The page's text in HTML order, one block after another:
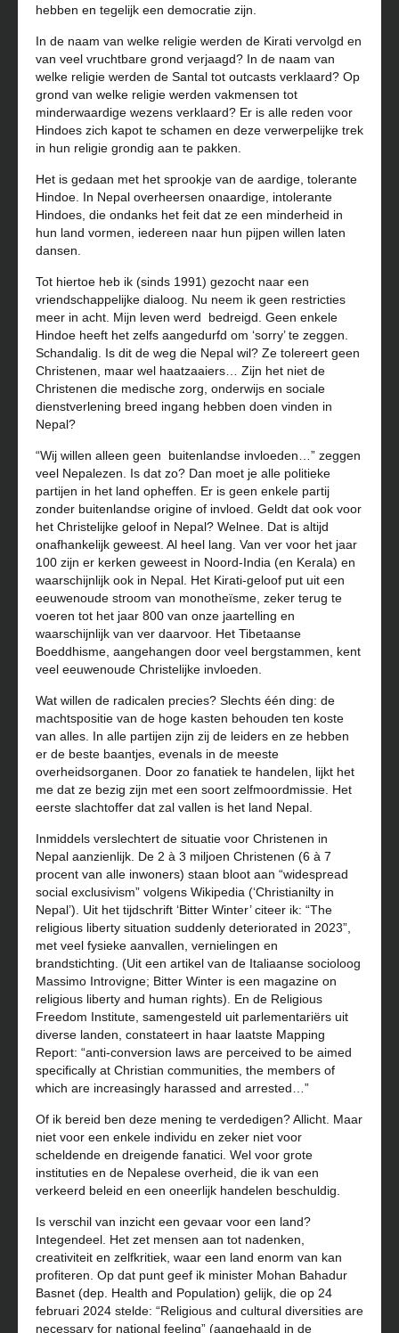
hebben en tegelijk een democratie zijn.
In de naam van welke religie werden de Kirati vervolgd en
van veel vruchtbare grond verjaagd? In de naam van
welke religie werden de Santal tot outcasts verklaard? Op
grond van welke religie werden vakmensen tot
minderwaardige wezens verklaard? Er is alle reden voor
Hindoes zich kapot te schamen en deze verwerpelijke trek
in hun religie grondig aan te pakken.
Het is gedaan met het sprookje van de aardige, tolerante
Hindoe. In Nepal overheersen onaardige, intolerante
Hindoes, die ondanks het feit dat ze een minderheid in
hun land vormen, iedereen naar hun pijpen willen laten
dansen.
Tot hiertoe heb ik (sinds 1991) gezocht naar een
vriendschappelijke dialoog. Nu neem ik geen restricties
meer in acht. Mijn leven werd
bedreigd. Geen enkele
Hindoe heeft het zelfs aangedurfd om ‘sorry’ te zeggen.
Schandalig. Is dit de weg die Nepal wil? Ze tolereert geen
Christenen, maar wel haatzaaiers… Zijn het niet de
Christenen die medische zorg, onderwijs en sociale
dienstverlening breed ingang hebben doen vinden in
Nepal?
“Wij willen alleen geen
buitenlandse invloeden…” zeggen
veel Nepalezen. Is dat zo? Dan moet je alle politieke
partijen in het land opheffen. Er is geen enkele partij
zonder buitenlandse origine of invloed. Geldt dat ook voor
het Christelijke geloof in Nepal? Welnee. Dat is altijd
onafhankelijk geweest. Al heel lang. Van ver voor het jaar
100 zijn er kerken geweest in Noord-India (en Kerala) en
waarschijnlijk ook in Nepal. Het Kirati-geloof put uit een
eeuwenoude stroom van monotheïsme, zeker terug te
voeren tot het jaar 800 van onze jaartelling en
waarschijnlijk van ver daarvoor. Het Tibetaanse
Boeddhisme, aangehangen door veel bergstammen, kent
veel eeuwenoude Christelijke invloeden.
Wat willen de radicalen precies? Slechts één ding: de
machtspositie van de hoge kasten behouden ten koste
van alles. In alle partijen zijn zij de leiders en ze hebben
er de beste baantjes, evenals in de meeste
overheidsorganen. Door zo fanatiek te handelen, lijkt het
me dat ze bezig zijn met een soort zelfmoordmissie. Het
eerste slachtoffer dat zal vallen is het land Nepal.
Inmiddels verslechtert de situatie voor Christenen in
Nepal aanzienlijk. De 2 à 3 miljoen Christenen (6 à 7
procent van alle inwoners) staan bloot aan “widespread
social exclusivism” volgens Wikipedia (‘Christianilty in
Nepal’). Uit het tijdschrift ‘Bitter Winter’ citeer ik: “The
religious liberty situation suddenly deteriorated in 2023”,
met veel fysieke aanvallen, vernielingen en
brandstichting. (Uit een artikel van de Italiaanse socioloog
Massimo Introvigne; Bitter Winter is een magazine on
religious liberty and human rights). En de Religious
Freedom Institute, samengesteld uit parlementariërs uit
diverse landen, constateert in haar laatste Mapping
Report: “anti-conversion laws are perceived to be aimed
specifically at Christian communities, the members of
which are increasingly harassed and arrested…”
Of ik bereid ben deze mening te verdedigen? Allicht. Maar
niet voor een enkele individu en zeker niet voor
scheldende en dreigende fanatici. Wel voor grote
instituties en de Nepalese overheid, die ik van een
verkeerd beleid en een oneerlijk handelen beschuldig.
Is verschil van inzicht een gevaar voor een land?
Integendeel. Het zet mensen aan tot nadenken,
creativiteit en zelfkritiek, waar een land enorm van kan
profiteren. Op dat punt geef ik minister Mohan Bahadur
Basnet (dep. Health and Population) gelijk, die op 24
februari 2024 stelde: “Religious and cultural diversities are
necessary for national feeling” (aangehaald in de